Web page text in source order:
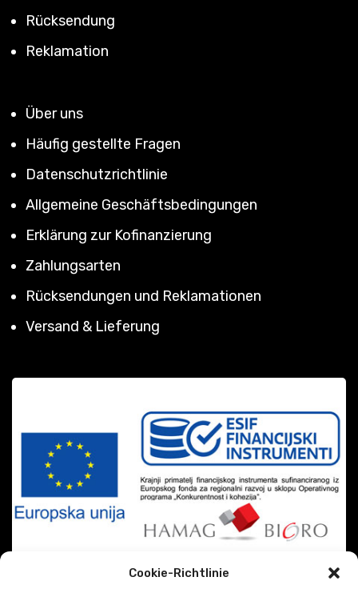
Cookie-Richtlinie
Rücksendung
Reklamation
Über uns
Häufig gestellte Fragen
Datenschutzrichtlinie
Allgemeine Geschäftsbedingungen
Erklärung zur Kofinanzierung
Zahlungsarten
Rücksendungen und Reklamationen
Versand & Lieferung